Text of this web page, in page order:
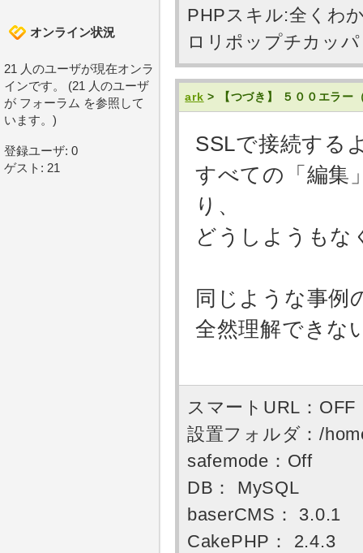
PHPスキル:全くわ
ロリポップチカッ
ark > 【つづき】 ５００エラー
SSLで接続する
すべての「編集
り、
どうしようもな
同じような事例
全然理解できな
スマートURL：OFF
設置フォルダ：/
safemode：Off
DB： MySQL
baserCMS： 3.0.1
CakePHP： 2.4.3
オンライン状況
21 人のユーザが現在オンラ
インです。 (21 人のユーザ
が フォーラム を参照して
います。)
登録ユーザ: 0
ゲスト: 21